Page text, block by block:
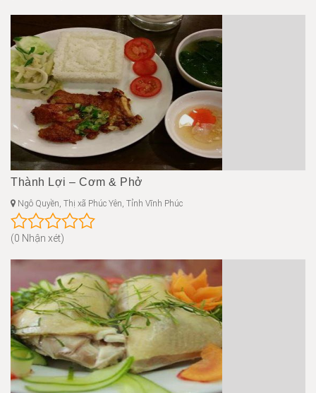
Thành Lợi – Cơm & Phở
Ngô Quyền, Thị xã Phúc Yên, Tỉnh Vĩnh Phúc
(0 Nhận xét)